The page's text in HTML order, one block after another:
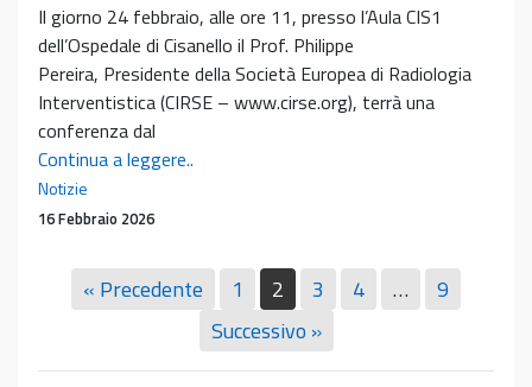
Il giorno 24 febbraio, alle ore 11, presso l’Aula CIS1
dell’Ospedale di Cisanello il Prof. Philippe
Pereira, Presidente della Società Europea di Radiologia
Interventistica (CIRSE – www.cirse.org), terrà una
conferenza dal
Continua a leggere..
Notizie
16 Febbraio 2026
« Precedente 1 2 3 4 …
9
Successivo »